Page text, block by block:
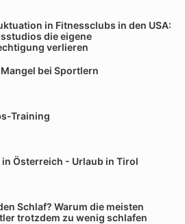
in Fitnessclubs in den USA:
die eigene
verlieren
bei Sportlern
Training
Österreich - Urlaub in Tirol
Schlaf? Warum die meisten
trotzdem zu wenig schlafen